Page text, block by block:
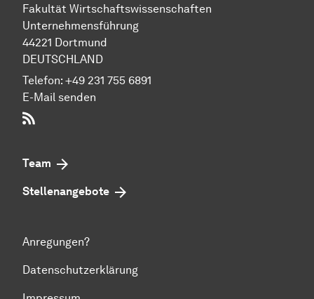
Fakultät Wirtschafts­wissen­schaften
Unternehmensführung
44221 Dort­mund
DEUTSCHLAND
Telefon: +49 231 755 6891
E-Mail senden
Team
Stellenangebote
Anregungen?
Datenschutzerklärung